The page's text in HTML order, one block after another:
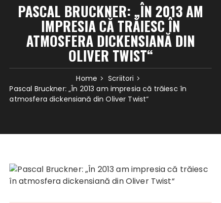
PASCAL BRUCKNER: „ÎN 2013 AM
IMPRESIA CĂ TRĂIESC ÎN
ATMOSFERA DICKENSIANĂ DIN
OLIVER TWIST“
Home
Scriitori
Pascal Bruckner: „În 2013 am impresia că trăiesc în
atmosfera dickensiană din Oliver Twist“